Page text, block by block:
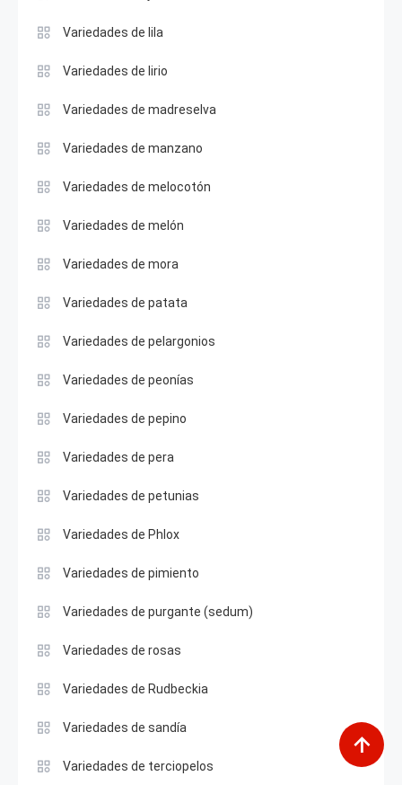
Variedades de lila
Variedades de lirio
Variedades de madreselva
Variedades de manzano
Variedades de melocotón
Variedades de melón
Variedades de mora
Variedades de patata
Variedades de pelargonios
Variedades de peonías
Variedades de pepino
Variedades de pera
Variedades de petunias
Variedades de Phlox
Variedades de pimiento
Variedades de purgante (sedum)
Variedades de rosas
Variedades de Rudbeckia
Variedades de sandía
Variedades de terciopelos